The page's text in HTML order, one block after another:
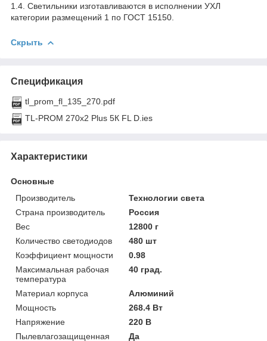
1.4. Светильники изготавливаются в исполнении УХЛ
категории размещений 1 по ГОСТ 15150.
Скрыть
Спецификация
tl_prom_fl_135_270.pdf
TL-PROM 270x2 Plus 5К FL D.ies
Характеристики
Основные
Производитель
Технологии света
Страна производитель
Россия
Вес
12800 г
Количество светодиодов
480 шт
Коэффициент мощности
0.98
Максимальная рабочая
температура
40 град.
Материал корпуса
Алюминий
Мощность
268.4 Вт
Напряжение
220 В
Пылевлагозащищенная
Да